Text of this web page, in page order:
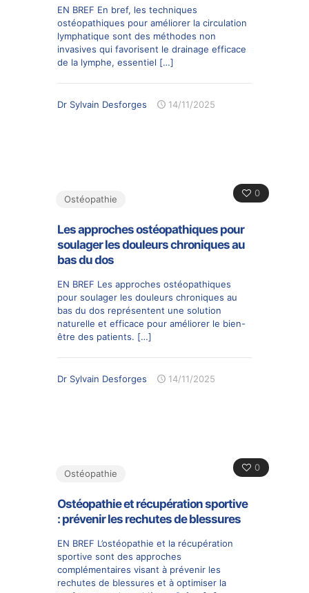
EN BREF En bref, les techniques
ostéopathiques pour améliorer la circulation
lymphatique sont des méthodes non
invasives qui favorisent le drainage efficace
de la lymphe, essentiel […]
Dr Sylvain Desforges 14/11/2025
0
Ostéopathie
Les approches ostéopathiques pour
soulager les douleurs chroniques au
bas du dos
EN BREF Les approches ostéopathiques
pour soulager les douleurs chroniques au
bas du dos représentent une solution
naturelle et efficace pour améliorer le bien-
être des patients. […]
Dr Sylvain Desforges 14/11/2025
0
Ostéopathie
Ostéopathie et récupération sportive
: prévenir les rechutes de blessures
EN BREF L’ostéopathie et la récupération
sportive sont des approches
complémentaires visant à prévenir les
rechutes de blessures et à optimiser la